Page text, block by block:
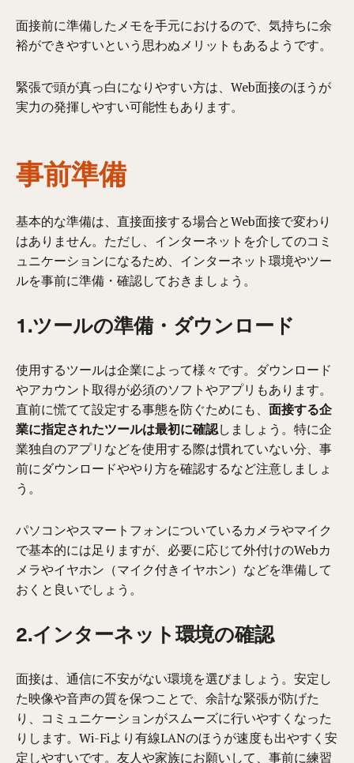
面接前に準備したメモを手元におけるので、気持ちに余
裕ができやすいという思わぬメリットもあるようです。
緊張で頭が真っ白になりやすい方は、Web面接のほうが
実力の発揮しやすい可能性もあります。
事前準備
基本的な準備は、直接面接する場合とWeb面接で変わり
はありません。ただし、インターネットを介してのコミ
ュニケーションになるため、インターネット環境やツー
ルを事前に準備・確認しておきましょう。
1.ツールの準備・ダウンロード
使用するツールは企業によって様々です。ダウンロード
やアカウント取得が必須のソフトやアプリもあります。
直前に慌てて設定する事態を防ぐためにも、面接する企
業に指定されたツールは最初に確認しましょう。特に企
業独自のアプリなどを使用する際は慣れていない分、事
前にダウンロードややり方を確認するなど注意しましょ
う。
パソコンやスマートフォンについているカメラやマイク
で基本的には足りますが、必要に応じて外付けのWebカ
メラやイヤホン（マイク付きイヤホン）などを準備して
おくと良いでしょう。
2.インターネット環境の確認
面接は、通信に不安がない環境を選びましょう。安定し
た映像や音声の質を保つことで、余計な緊張が防げた
り、コミュニケーションがスムーズに行いやすくなった
り します。Wi-Fiより有線LANのほうが速度も出やすく安
定しやすいです。友人や家族にお願いして、事前に練習